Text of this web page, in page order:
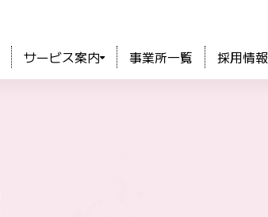
サービス案内 事業所一覧 採用情報